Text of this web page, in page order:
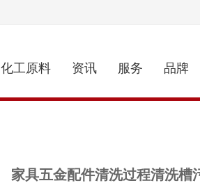
化工原料 资讯 服务 品牌
家具五金配件清洗过程清洗槽